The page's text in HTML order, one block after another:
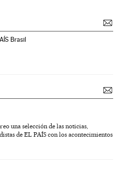
Brasil
una selección de las noticias,
de EL PAÍS con los acontecimientos